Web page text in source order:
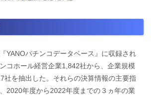
YANOパチンコデータベース』に収録され
コホール経営企業1,842社から、企業規模
社を抽出した。それらの決算情報の主要指
2020年度から2022年度までの３ヵ年の業